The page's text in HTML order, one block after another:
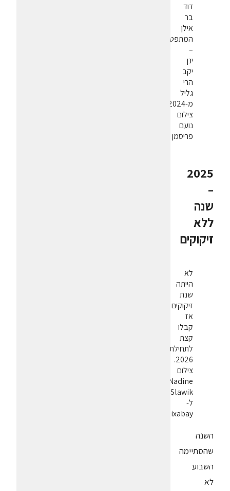
דוד
בר
אילן
המתפטר
–
ינן
יקב
הרי
גליל
צילום
נועם
פריסמן
2025
–
שנה
ללא
זיקוקים
לא
הייתה
שנת
זיקוקים
אז
קבלו
קצת
לתחילת
2026.
צילום
Nadine
Slawik
ל-
Pixabay
השנה
שהסתיימה
השבוע
לא